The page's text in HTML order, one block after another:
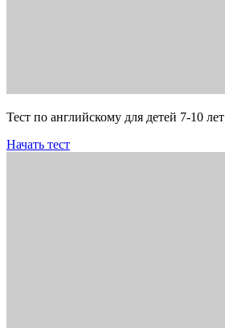
Тест по английскому для детей 7-10 лет
Начать тест